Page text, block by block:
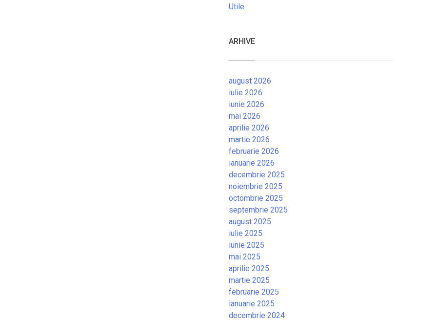
Utile
ARHIVE
august 2026
iulie 2026
iunie 2026
mai 2026
aprilie 2026
martie 2026
februarie 2026
ianuarie 2026
decembrie 2025
noiembrie 2025
octombrie 2025
septembrie 2025
august 2025
iulie 2025
iunie 2025
mai 2025
aprilie 2025
martie 2025
februarie 2025
ianuarie 2025
decembrie 2024